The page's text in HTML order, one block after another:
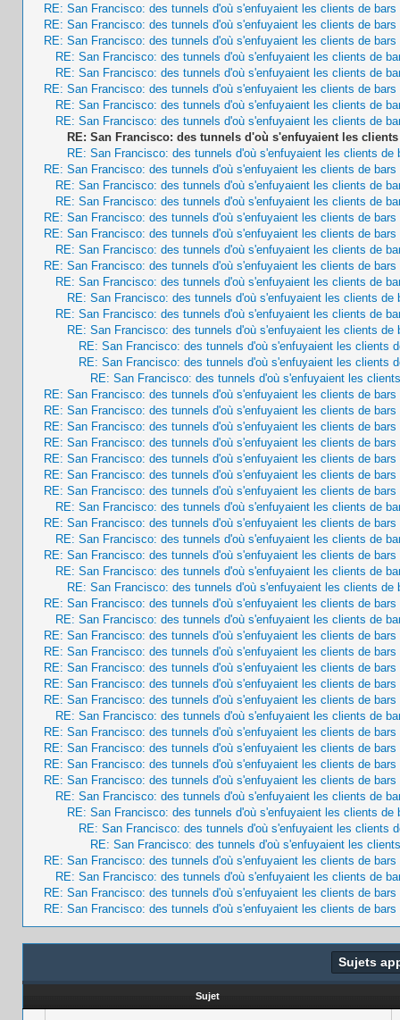
RE: San Francisco: des tunnels d'où s'enfuyaient les clients de
RE: San Francisco: des tunnels d'où s'enfuyaient les clients de
RE: San Francisco: des tunnels d'où s'enfuyaient les clients de
RE: San Francisco: des tunnels d'où s'enfuyaient les clients de
RE: San Francisco: des tunnels d'où s'enfuyaient les clients de
RE: San Francisco: des tunnels d'où s'enfuyaient les clients de
RE: San Francisco: des tunnels d'où s'enfuyaient les clients de
RE: San Francisco: des tunnels d'où s'enfuyaient les clients de
RE: San Francisco: des tunnels d'où s'enfuyaient les
RE: San Francisco: des tunnels d'où s'enfuyaient les clients de
RE: San Francisco: des tunnels d'où s'enfuyaient les clients de
RE: San Francisco: des tunnels d'où s'enfuyaient les clients de
RE: San Francisco: des tunnels d'où s'enfuyaient les clients de
RE: San Francisco: des tunnels d'où s'enfuyaient les clients de
RE: San Francisco: des tunnels d'où s'enfuyaient les clients de
RE: San Francisco: des tunnels d'où s'enfuyaient les clients de
RE: San Francisco: des tunnels d'où s'enfuyaient les clients de
RE: San Francisco: des tunnels d'où s'enfuyaient les clients de
RE: San Francisco: des tunnels d'où s'enfuyaient les clients de
RE: San Francisco: des tunnels d'où s'enfuyaient les clients de
RE: San Francisco: des tunnels d'où s'enfuyaient les clients de
RE: San Francisco: des tunnels d'où s'enfuyaient les clients
RE: San Francisco: des tunnels d'où s'enfuyaient les clients
RE: San Francisco: des tunnels d'où s'enfuyaient les
RE: San Francisco: des tunnels d'où s'enfuyaient les clients de
RE: San Francisco: des tunnels d'où s'enfuyaient les clients de
RE: San Francisco: des tunnels d'où s'enfuyaient les clients de
RE: San Francisco: des tunnels d'où s'enfuyaient les clients de
RE: San Francisco: des tunnels d'où s'enfuyaient les clients de
RE: San Francisco: des tunnels d'où s'enfuyaient les clients de
RE: San Francisco: des tunnels d'où s'enfuyaient les clients de
RE: San Francisco: des tunnels d'où s'enfuyaient les clients de
RE: San Francisco: des tunnels d'où s'enfuyaient les clients de
RE: San Francisco: des tunnels d'où s'enfuyaient les clients de
RE: San Francisco: des tunnels d'où s'enfuyaient les clients de
RE: San Francisco: des tunnels d'où s'enfuyaient les clients de
RE: San Francisco: des tunnels d'où s'enfuyaient les clients de
RE: San Francisco: des tunnels d'où s'enfuyaient les clients de
RE: San Francisco: des tunnels d'où s'enfuyaient les clients de
RE: San Francisco: des tunnels d'où s'enfuyaient les clients de
RE: San Francisco: des tunnels d'où s'enfuyaient les clients de
RE: San Francisco: des tunnels d'où s'enfuyaient les clients de
RE: San Francisco: des tunnels d'où s'enfuyaient les clients de
RE: San Francisco: des tunnels d'où s'enfuyaient les clients de
RE: San Francisco: des tunnels d'où s'enfuyaient les clients de
RE: San Francisco: des tunnels d'où s'enfuyaient les clients de
RE: San Francisco: des tunnels d'où s'enfuyaient les clients de
RE: San Francisco: des tunnels d'où s'enfuyaient les clients de
RE: San Francisco: des tunnels d'où s'enfuyaient les clients de
RE: San Francisco: des tunnels d'où s'enfuyaient les clients de
RE: San Francisco: des tunnels d'où s'enfuyaient les clients de
RE: San Francisco: des tunnels d'où s'enfuyaient les clients
RE: San Francisco: des tunnels d'où s'enfuyaient les
RE: San Francisco: des tunnels d'où s'enfuyaient les clients de
RE: San Francisco: des tunnels d'où s'enfuyaient les clients de
RE: San Francisco: des tunnels d'où s'enfuyaient les clients de
RE: San Francisco: des tunnels d'où s'enfuyaient les clients de
Sujets
Sujet